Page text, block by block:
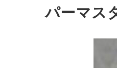
パーマス